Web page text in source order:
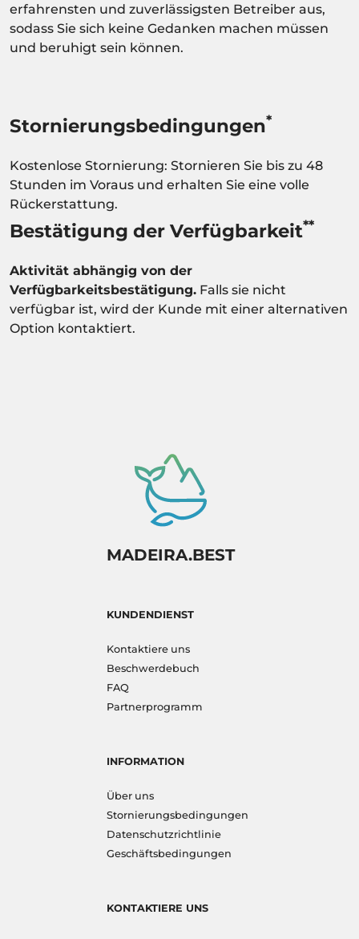
erfahrensten und zuverlässigsten Betreiber aus,
sodass Sie sich keine Gedanken machen müssen
und beruhigt sein können.
Stornierungsbedingungen*
Kostenlose Stornierung: Stornieren Sie bis zu 48
Stunden im Voraus und erhalten Sie eine volle
Rückerstattung.
Bestätigung der Verfügbarkeit**
Aktivität abhängig von der
Verfügbarkeitsbestätigung. Falls sie nicht
verfügbar ist, wird der Kunde mit einer alternativen
Option kontaktiert.
MADEIRA.BEST
KUNDENDIENST
Kontaktiere uns
Beschwerdebuch
FAQ
Partnerprogramm
INFORMATION
Über uns
Stornierungsbedingungen
Datenschutzrichtlinie
Geschäftsbedingungen
KONTAKTIERE UNS